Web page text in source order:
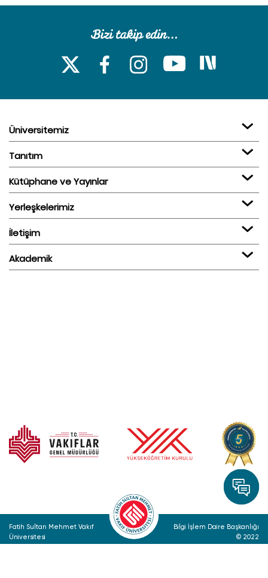
Üniversitemiz
Tanıtım
Kütüphane ve Yayınlar
Yerleşkelerimiz
İletişim
Akademik
Fatih Sultan Mehmet Vakıf
Üniversitesi
Bilgi İşlem Daire Başkanlığı
© 2022